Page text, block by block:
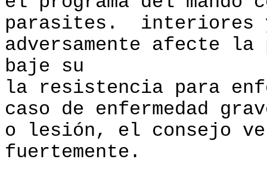
parasites. interiores
adversamente afecte
baje su
la resistencia para
caso de enfermedad
o lesión, el consejo
fuertemente.